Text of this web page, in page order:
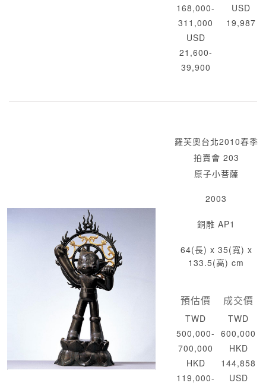
168,000-
311,000
USD
21,600-
39,900
USD
19,987
羅芙奧台北2010春季
拍賣會 203
原子小菩薩
2003
銅雕 AP1
64(長) x 35(寬) x
133.5(高) cm
預估價
TWD
500,000-
700,000
HKD
119,000-
成交價
TWD
600,000
HKD
144,858
USD